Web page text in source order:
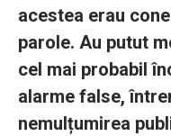
acestea erau
parole. Au putut
cel mai probabil
alarme false,
nemulțumirea